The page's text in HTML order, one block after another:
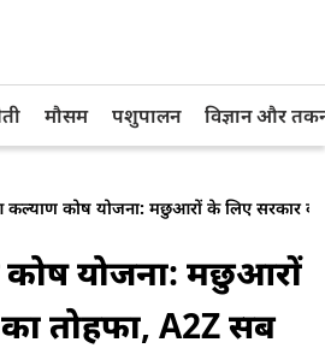
मौसम पशुपालन विज्ञान और
कोष योजना: मछुआरों के लिए सरकार
योजना: मछुआरों
तोहफा, A2Z सब